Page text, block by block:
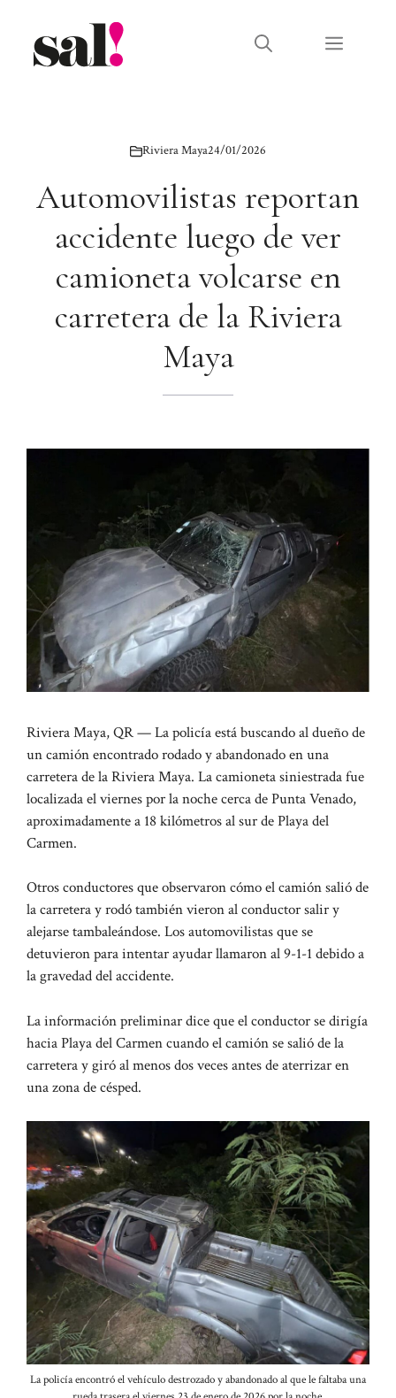
contenido
Menú
Riviera Maya24/01/2026
Automovilistas reportan
accidente luego de ver
camioneta volcarse en
carretera de la Riviera
Maya
Riviera Maya, QR — La policía está buscando al dueño de
un camión encontrado rodado y abandonado en una
carretera de la Riviera Maya. La camioneta siniestrada fue
localizada el viernes por la noche cerca de Punta Venado,
aproximadamente a 18 kilómetros al sur de Playa del
Carmen.
Otros conductores que observaron cómo el camión salió de
la carretera y rodó también vieron al conductor salir y
alejarse tambaleándose. Los automovilistas que se
detuvieron para intentar ayudar llamaron al 9-1-1 debido a
la gravedad del accidente.
La información preliminar dice que el conductor se dirigía
hacia Playa del Carmen cuando el camión se salió de la
carretera y giró al menos dos veces antes de aterrizar en
una zona de césped.
La policía encontró el vehículo destrozado y abandonado al que le faltaba una